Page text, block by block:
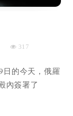
317
日的今天，俄羅
內簽署了